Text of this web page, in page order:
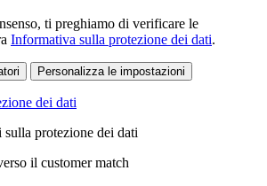
ti preghiamo di verificare le
Informativa sulla protezione dei dati.
Personalizza le impostazioni
dei dati
protezione dei dati
il customer match